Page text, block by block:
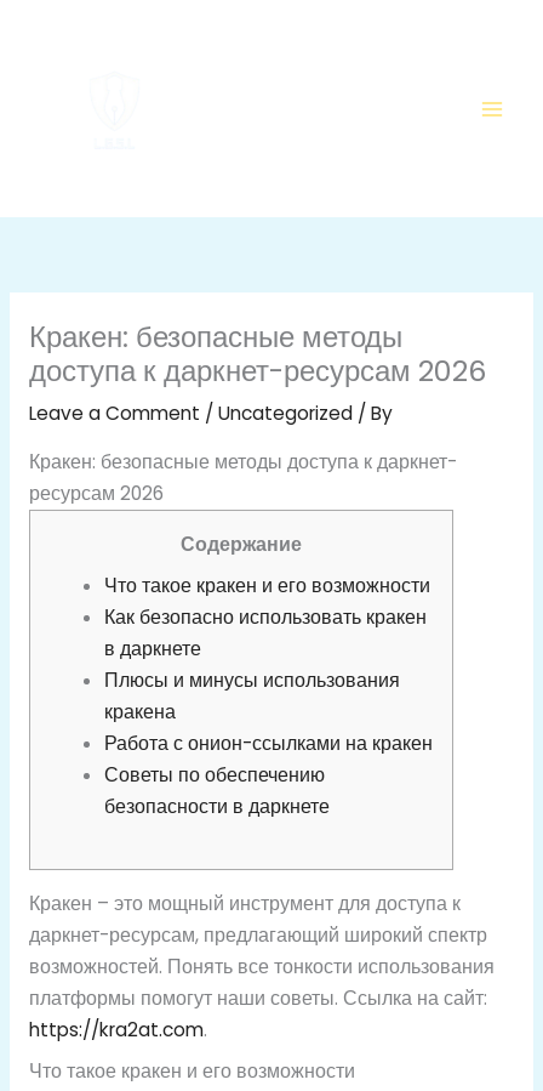
Кракен: безопасные методы
доступа к даркнет-ресурсам 2026
Leave a Comment / Uncategorized/ By
Кракен: безопасные методы доступа к даркнет-
ресурсам 2026
Содержание
Что такое кракен и его возможности
Как безопасно использовать кракен
в даркнете
Плюсы и минусы использования
кракена
Работа с онион-ссылками на кракен
Советы по обеспечению
безопасности в даркнете
Кракен – это мощный инструмент для доступа к
даркнет-ресурсам, предлагающий широкий спектр
возможностей. Понять все тонкости использования
платформы помогут наши советы. Ссылка на сайт:
https://kra2at.com.
Что такое кракен и его возможности